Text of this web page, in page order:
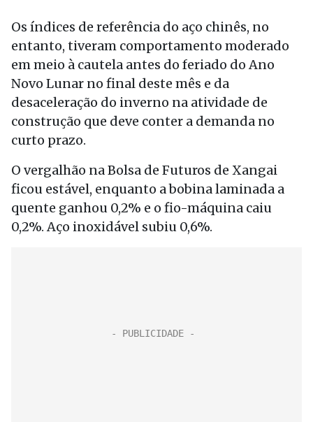
Os índices de referência do aço chinês, no
entanto, tiveram comportamento moderado
em meio à cautela antes do feriado do Ano
Novo Lunar no final deste mês e da
desaceleração do inverno na atividade de
construção que deve conter a demanda no
curto prazo.
O vergalhão na Bolsa de Futuros de Xangai
ficou estável, enquanto a bobina laminada a
quente ganhou 0,2% e o fio-máquina caiu
0,2%. Aço inoxidável subiu 0,6%.